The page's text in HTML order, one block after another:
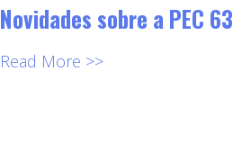
Novidades sobre a PEC 63
Read More >>